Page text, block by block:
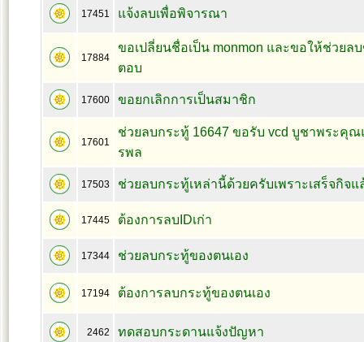
17451 แจ้งลบเพื่อพิจารณา
17884
ขอเปลี่ยนชื่อเป็น monmon และขอให้ช่วยล
ตอบ
17600 ขอยกเลิกการเป็นสมาชิก
17601
ช่วยลบกระทู้ 16647 ขอรับ vcd บูชาพระคุ
รพล
17503 ช่วยลบกระทู้เหล่านี้ด้วยครับเพราะเสร็จกิจแ
17445 ต้องการลบIDเก่า
17344 ช่วยลบกระทู้ของตนเอง
17194 ต้องการลบกระทู้ของตนเอง
2462 ทดสอบกระดานแจ้งปัญหา